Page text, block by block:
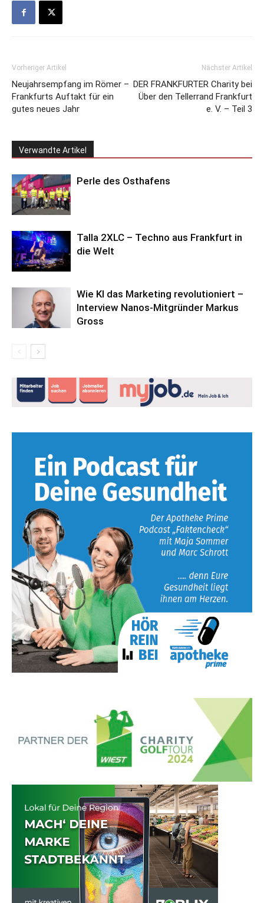
Vorheriger Artikel
Neujahrsempfang im Römer –
Frankfurts Auftakt für ein
gutes neues Jahr
Nächster Artikel
DER FRANKFURTER Charity bei
Über den Tellerrand Frankfurt
e. V. – Teil 3
Verwandte Artikel
Perle des Osthafens
Talla 2XLC – Techno aus Frankfurt in
die Welt
Wie KI das Marketing revolutioniert –
Interview Nanos-Mitgründer Markus
Gross